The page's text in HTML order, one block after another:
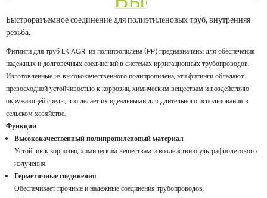
Быстроразъемное соединение для полиэтиленовых труб, внутренняя
резьба.
Фитинги для труб LK AGRI из полипропилена (PP) предназначены для обеспечения
надежных и долговечных соединений в системах ирригационных трубопроводов.
Изготовленные из высококачественного полипропилена, эти фитинги обладают
превосходной устойчивостью к коррозии, химическим веществам и воздействию
окружающей среды, что делает их идеальными для длительного использования в
сельском хозяйстве.
Функции
Высококачественный полипропиленовый материал
Устойчив к коррозии, химическим веществам и воздействию ультрафиолетового
излучения.
Герметичные соединения
Обеспечивает прочные и надежные соединения трубопроводов.